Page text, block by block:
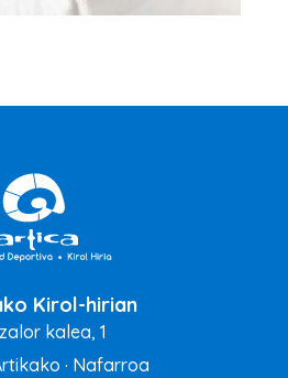
Kirol-hirian
kalea, 1
· Nafarroa